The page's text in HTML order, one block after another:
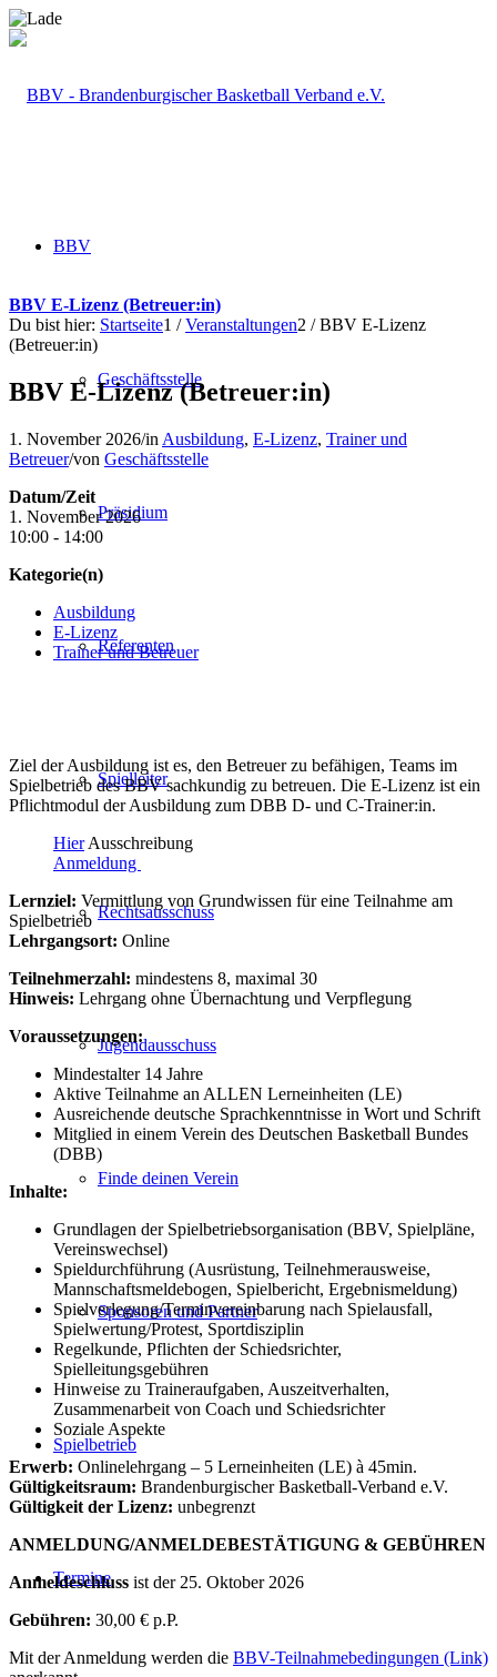
BBV
Geschäftsstelle
Präsidium
Referenten
Spielleiter
Rechtsausschuss
Jugendausschuss
Finde deinen Verein
Sponsoren und Partner
Spielbetrieb
Termine
BBV E-Lizenz (Betreuer:in)
Du bist hier: Startseite1 / Veranstaltungen2 / BBV E-Lizenz
(Betreuer:in)
BBV E-Lizenz (Betreuer:in)
1. November 2026/in Ausbildung, E-Lizenz, Trainer und
Betreuer/von Geschäftsstelle
Datum/Zeit
1. November 2026
10:00 - 14:00
Kategorie(n)
Ausbildung
E-Lizenz
Trainer und Betreuer
Ziel der Ausbildung ist es, den Betreuer zu befähigen, Teams im
Spielbetrieb des BBV sachkundig zu betreuen. Die E-Lizenz ist ein
Pflichtmodul der Ausbildung zum DBB D- und C-Trainer:in.
HierAusschreibung
Anmeldung
Lernziel: Vermittlung von Grundwissen für eine Teilnahme am
Spielbetrieb
Lehrgangsort: Online
Teilnehmerzahl: mindestens 8, maximal 30
Hinweis: Lehrgang ohne Übernachtung und Verpflegung
Voraussetzungen:
Mindestalter 14 Jahre
Aktive Teilnahme an ALLEN Lerneinheiten (LE)
Ausreichende deutsche Sprachkenntnisse in Wort und Schrift
Mitglied in einem Verein des Deutschen Basketball Bundes
(DBB)
Inhalte:
Grundlagen der Spielbetriebsorganisation (BBV, Spielpläne,
Vereinswechsel)
Spieldurchführung (Ausrüstung, Teilnehmerausweise,
Mannschaftsmeldebogen, Spielbericht, Ergebnismeldung)
Spielverlegung/Terminvereinbarung nach Spielausfall,
Spielwertung/Protest, Sportdisziplin
Regelkunde, Pflichten der Schiedsrichter,
Spielleitungsgebühren
Hinweise zu Traineraufgaben, Auszeitverhalten,
Zusammenarbeit von Coach und Schiedsrichter
Soziale Aspekte
Erwerb: Onlinelehrgang – 5 Lerneinheiten (LE) à 45min.
Gültigkeitsraum: Brandenburgischer Basketball-Verband e.V.
Gültigkeit der Lizenz: unbegrenzt
ANMELDUNG/ANMELDEBESTÄTIGUNG & GEBÜHREN
Anmeldeschluss ist der 25. Oktober 2026
Gebühren: 30,00 € p.P.
Mit der Anmeldung werden die BBV-Teilnahmebedingungen (Link)